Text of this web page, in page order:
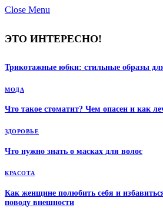
Close Menu
ЭТО ИНТЕРЕСНО!
Трикотажные юбки: стильные образы
МОДА
Что такое стоматит? Чем опасен и как
ЗДОРОВЬЕ
Что нужно знать о масках для волос
КРАСОТА
Как женщине полюбить себя и
поводу внешности